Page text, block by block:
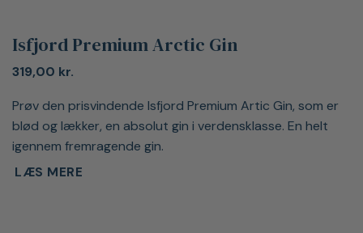
Isfjord Premium Arctic Gin
319,00 kr.
Prøv den prisvindende Isfjord Premium Artic Gin, som er
blød og lækker, en absolut gin i verdensklasse. En helt
igennem fremragende gin.
LÆS MERE